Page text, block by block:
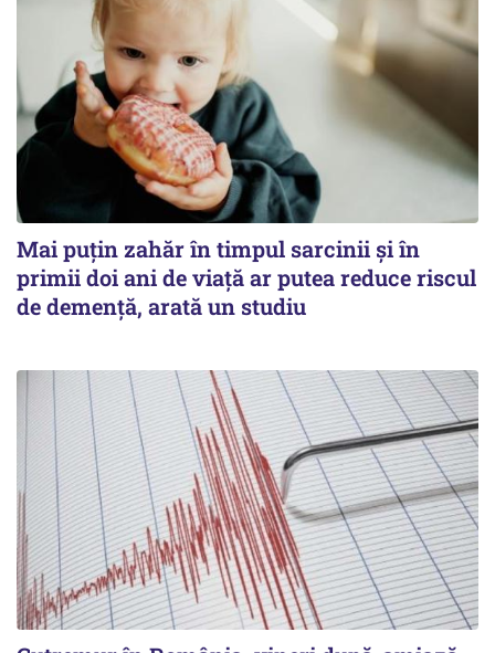
Mai puțin zahăr în timpul sarcinii și în
primii doi ani de viață ar putea reduce riscul
de demență, arată un studiu